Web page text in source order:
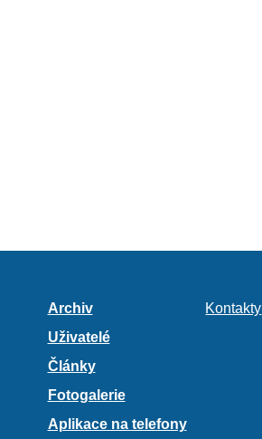
Archiv
Uživatelé
Články
Fotogalerie
Aplikace na telefony
Kontakty